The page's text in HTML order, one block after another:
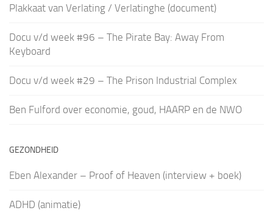
Plakkaat van Verlating / Verlatinghe (document)
Docu v/d week #96 – The Pirate Bay: Away From
Keyboard
Docu v/d week #29 – The Prison Industrial Complex
Ben Fulford over economie, goud, HAARP en de NWO
GEZONDHEID
Eben Alexander – Proof of Heaven (interview + boek)
ADHD (animatie)